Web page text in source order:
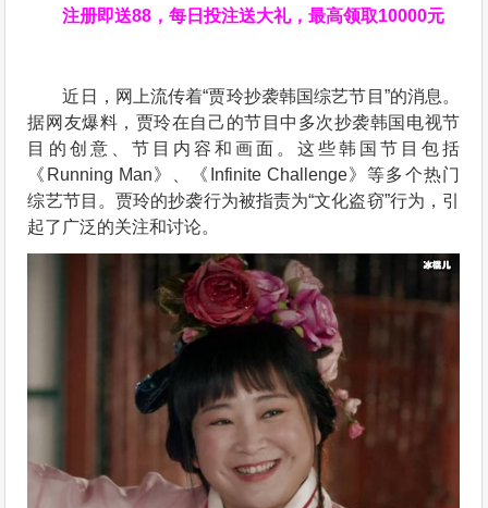
注册即送88，每日投注送大礼，最高领取10000元
近日，网上流传着“贾玲抄袭韩国综艺节目”的消息。
据网友爆料，贾玲在自己的节目中多次抄袭韩国电视节
目的创意、节目内容和画面。这些韩国节目包括
《Running Man》、《Infinite Challenge》等多个热门
综艺节目。贾玲的抄袭行为被指责为“文化盗窃”行为，引
起了广泛的关注和讨论。